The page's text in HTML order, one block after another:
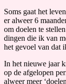
Soms gaat het
er alweer 6
om doelen te
dingen die ik van
het gevoel van dat
In het nieuwe jaar
op de afgelopen
alweer meer